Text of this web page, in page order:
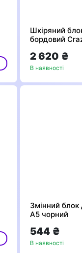
Шкіряний
бордовий
2 620 ₴
В наявності
Змінний
А5 чорний
544 ₴
В наявності